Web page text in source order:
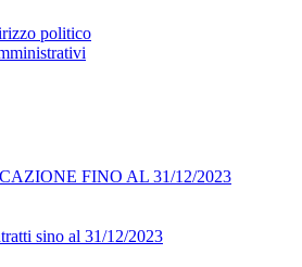
politico
FINO AL 31/12/2023
sino al 31/12/2023